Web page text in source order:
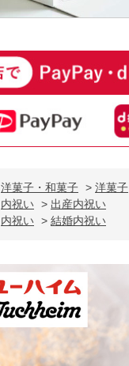
洋菓子・和菓子 > 洋菓子
内祝い > 出産内祝い
内祝い > 結婚内祝い